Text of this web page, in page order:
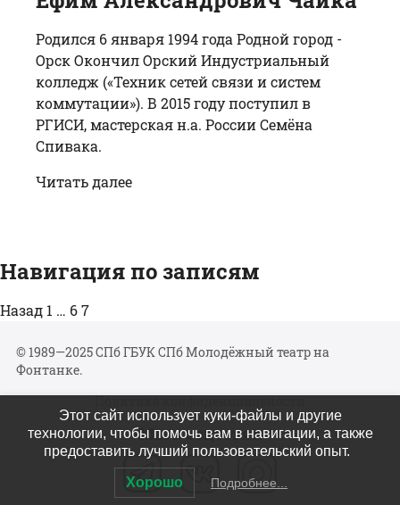
Родился 6 января 1994 года Родной город -
Орск Окончил Орский Индустриальный
колледж («Техник сетей связи и систем
коммутации»). В 2015 году поступил в
РГИСИ, мастерская н.а. России Семёна
Спивака.
Читать далее
Навигация по записям
Назад 1 … 67
© 1989—2025 СПб ГБУК СПб Молодёжный театр на
Фонтанке.
Политика конфиденциальности
Мы в соцсетях
Этот сайт использует куки-файлы и другие
технологии, чтобы помочь вам в навигации, а также
предоставить лучший пользовательский опыт.
Хорошо Подробнее...